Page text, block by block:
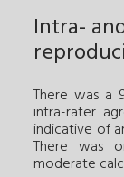
Intra-
There was a
intra-rater
indicative of
There was
moderate